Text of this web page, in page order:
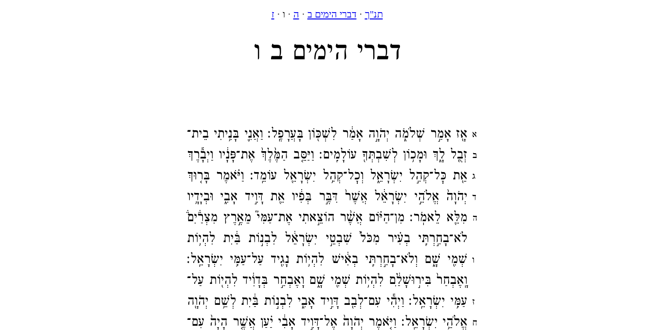
תנ"ך · דברי הימים ב · ה · ו · ז
דברי הימים ב ו
א אָ֖ז אָמַ֣ר שְׁלֹמֹ֑ה יְהֹוָ֣ה אָמַ֔ר לִשְׁכּ֖וֹן בָּעֲרָפֶֽל׃
ב
וַאֲנִ֛י בָּנִ֥יתִי בֵית־​
זְבֻ֖ל לָ֑ךְ וּמָכ֥וֹן לְשִׁבְתְּךָ֖ עוֹלָמִֽים׃
ג
וַיַּסֵּ֤ב הַמֶּ֙לֶךְ֙ אֶת־​פָּנָ֔יו וַיְבָ֕רֶךְ
אֵ֖ת כׇּל־​קְהַ֣ל יִשְׂרָאֵ֑ל וְכׇל־​קְהַ֥ל יִשְׂרָאֵ֖ל עוֹמֵֽד׃
ד
וַיֹּ֗אמֶר בָּר֤וּךְ
יְהֹוָה֙ אֱלֹהֵ֣י יִשְׂרָאֵ֔ל אֲשֶׁר֙ דִּבֶּ֣ר בְּפִ֔יו אֵ֖ת דָּוִ֣יד אָבִ֑י וּבְיָדָ֥יו
מִלֵּ֖א לֵאמֹֽר׃ ה
מִן־​הַיּ֗וֹם אֲשֶׁ֨ר הוֹצֵ֣אתִי אֶת־​עַמִּי֮ מֵאֶ֣רֶץ מִצְרַ֒יִם֒
לֹא־​בָחַ֣רְתִּֽי בְעִ֗יר מִכֹּל֙ שִׁבְטֵ֣י יִשְׂרָאֵ֔ל לִבְנ֣וֹת בַּ֔יִת לִהְי֥וֹת
שְׁמִ֖י שָׁ֑ם וְלֹא־​בָחַ֣רְתִּֽי בְאִ֔ישׁ לִהְי֥וֹת נָגִ֖יד עַל־​עַמִּ֥י יִשְׂרָאֵֽל׃ ו
וָֽאֶבְחַר֙ בִּיר֣וּשָׁלַ֔‍ִם לִהְי֥וֹת שְׁמִ֖י שָׁ֑ם וָאֶבְחַ֣ר בְּדָוִ֔יד לִהְי֖וֹת עַל־​
עַמִּ֥י יִשְׂרָאֵֽל׃ ז
וַיְהִ֕י עִם־​לְבַ֖ב דָּוִ֣יד אָבִ֑י לִבְנ֣וֹת בַּ֔יִת לְשֵׁ֥ם יְהֹוָ֖ה
אֱלֹהֵ֥י יִשְׂרָאֵֽל׃ ח
וַיֹּ֤אמֶר יְהֹוָה֙ אֶל־​דָּוִ֣יד אָבִ֔י יַ֗עַן אֲשֶׁ֤ר הָיָה֙ עִם־​